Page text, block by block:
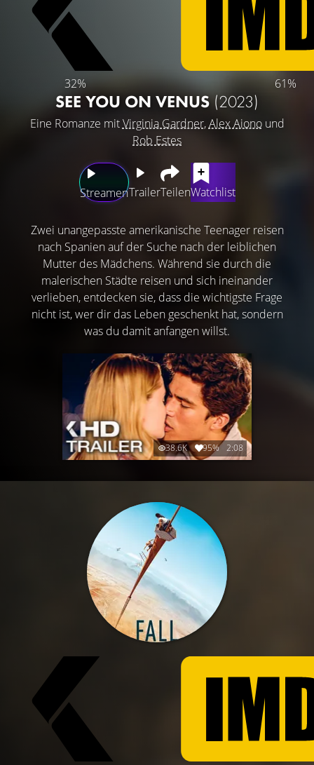
32% 61%
SEE YOU ON VENUS(2023)
Eine Romanze mitVirginia Gardner,Alex Aionound
Rob Estes
StreamenTrailerTeilenWatchlist
Zwei unangepasste amerikanische Teenager reisen
nach Spanien auf der Suche nach der leiblichen
Mutter des Mädchens. Während sie durch die
malerischen Städte reisen und sich ineinander
verlieben, entdecken sie, dass die wichtigste Frage
nicht ist, wer dir das Leben geschenkt hat, sondern
was du damit anfangen willst.
38.6K 95% 2:08